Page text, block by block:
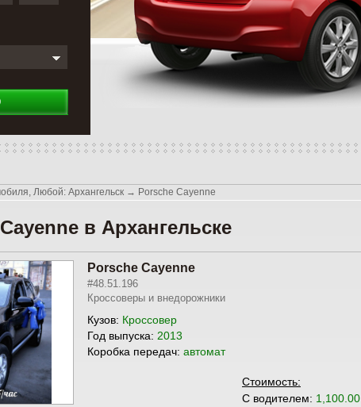
Любой: Архангельск → Porsche Cayenne
в Архангельске
Porsche Cayenne
#48.51.196
Кроссоверы и внедорожники
Кузов: Кроссовер
Год выпуска: 2013
Коробка передач: автомат
Стоимость:
С водителем: 1,100.00